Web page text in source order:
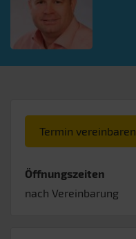
Termin vereinbaren
Öffnungszeiten
nach Vereinbarung